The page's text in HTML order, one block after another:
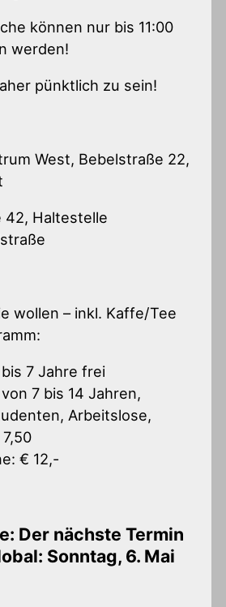
können nur bis 11:00
werden!
pünktlich zu sein!
West, Bebelstraße 22,
42, Haltestelle
wollen – inkl. Kaffe/Tee
7 Jahre frei
7 bis 14 Jahren,
Arbeitslose,
€ 12,-
Der nächste Termin
Sonntag, 6. Mai